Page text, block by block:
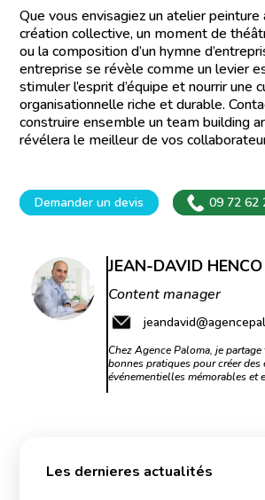
Que vous envisagiez un atelier peinture
création collective, un moment de
ou la composition d’un hymne
entreprise se révèle comme un levier
stimuler l’esprit d’équipe et nourrir une
organisationnelle riche et durable.
construire ensemble un team building
révélera le meilleur de vos
Demander un devis 09 72 62
JEAN-DAVID HENCO
Content manager
Chez Agence Paloma, je
bonnes pratiques pour créer des
événementielles mémorables et
Les dernieres actualités